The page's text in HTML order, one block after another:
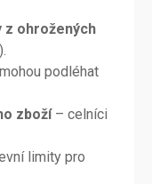
z ohrožených
mohou podléhat
zboží– celníci
limity pro